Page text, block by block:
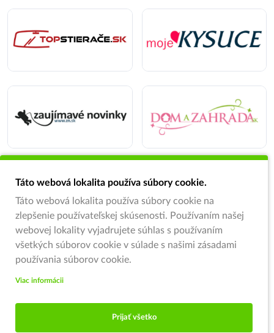
Táto webová lokalita používa súbory cookie.
Táto webová lokalita používa súbory cookie na
zlepšenie používateľskej skúsenosti. Používaním našej
webovej lokality vyjadrujete súhlas s používaním
všetkých súborov cookie v súlade s našimi zásadami
používania súborov cookie.
Viac informácii
Prijať všetko